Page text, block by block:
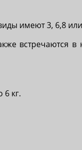
имеют 3, 6,8
встречаются
6 кг.